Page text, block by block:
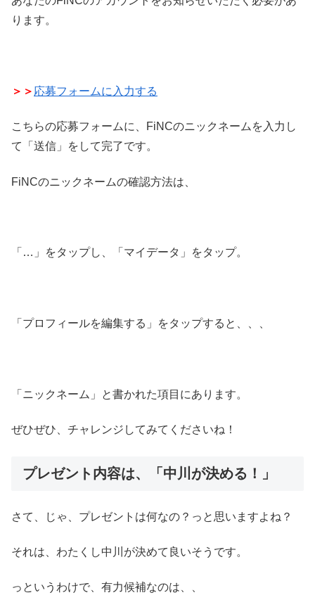
ります。
＞＞ 応募フォームに入力する
こちらの応募フォームに、FiNCのニックネームを入力し
て「送信」をして完了です。
FiNCのニックネームの確認方法は、
「…」をタップし、「マイデータ」をタップ。
「プロフィールを編集する」をタップすると、、、
「ニックネーム」と書かれた項目にあります。
ぜひぜひ、チャレンジしてみてくださいね！
プレゼント内容は、「中川が決める！」
さて、じゃ、プレゼントは何なの？っと思いますよね？
それは、わたくし中川が決めて良いそうです。
っというわけで、有力候補なのは、、